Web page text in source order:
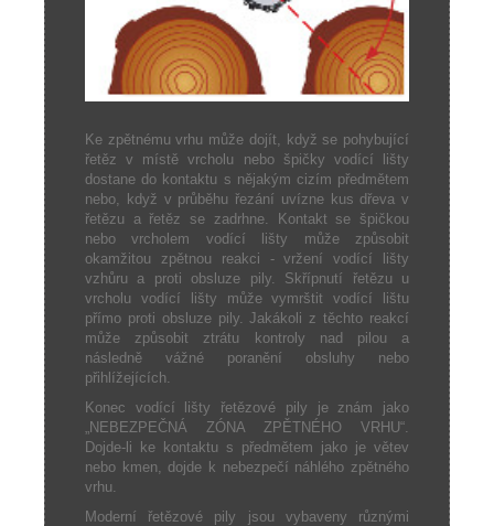
Ke zpětnému vrhu může dojít, když se pohybující
řetěz v místě vrcholu nebo špičky vodící lišty
dostane do kontaktu s nějakým cizím předmětem
nebo, když v průběhu řezání uvízne kus dřeva v
řetězu a řetěz se zadrhne. Kontakt se špičkou
nebo vrcholem vodící lišty může způsobit
okamžitou zpětnou reakci - vržení vodící lišty
vzhůru a proti obsluze pily. Skřípnutí řetězu u
vrcholu vodící lišty může vymrštit vodící lištu
přímo proti obsluze pily. Jakákoli z těchto reakcí
může způsobit ztrátu kontroly nad pilou a
následně vážné poranění obsluhy nebo
přihlížejících.
Konec vodící lišty řetězové pily je znám jako
„NEBEZPEČNÁ ZÓNA ZPĚTNÉHO VRHU“.
Dojde-li ke kontaktu s předmětem jako je větev
nebo kmen, dojde k nebezpečí náhlého zpětného
vrhu.
Moderní řetězové pily jsou vybaveny různými